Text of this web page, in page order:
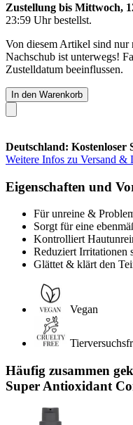
Zustellung bis Mittwoch,
23:59 Uhrbestellst.
Von diesem Artikel sind nur
Nachschub ist unterwegs!
Zustelldatum beeinflussen.
In den Warenkorb
Deutschland: Kostenloser
Weitere Infos zu Versand &
Eigenschaften und
Für unreine &
Sorgt für eine
Kontrolliert
Reduziert Irritationen
Glättet & klärt den
Vegan
Häufig zusammen
Super Antioxidant